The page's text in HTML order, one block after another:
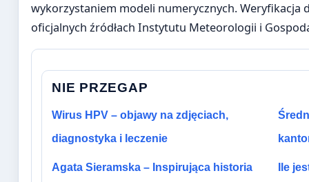
wykorzystaniem modeli numerycznych. Weryfikacja
oficjalnych źródłach Instytutu Meteorologii i
NIE PRZEGAP
Wirus HPV – objawy na zdjęciach,
diagnostyka i leczenie
Agata Sieramska – Inspirująca historia
Ile